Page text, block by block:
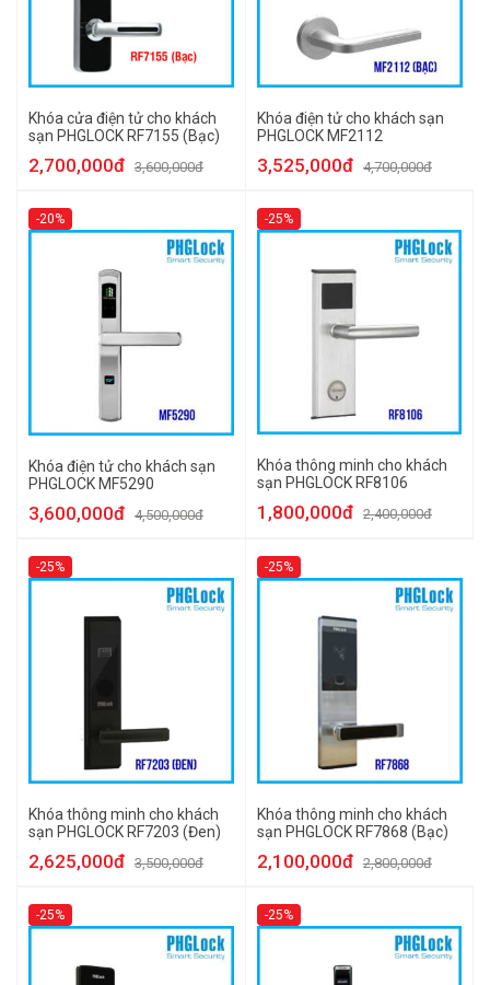
Khóa cửa điện tử cho khách
sạn PHGLOCK RF7155 (Bạc)
2,700,000đ 3,600,000đ
Khóa điện tử cho khách sạn
PHGLOCK MF2112
3,525,000đ 4,700,000đ
-20%
Khóa điện tử cho khách sạn
PHGLOCK MF5290
3,600,000đ 4,500,000đ
-25%
Khóa thông minh cho khách
sạn PHGLOCK RF8106
1,800,000đ 2,400,000đ
-25%
Khóa thông minh cho khách
sạn PHGLOCK RF7203 (Đen)
2,625,000đ 3,500,000đ
-25%
Khóa thông minh cho khách
sạn PHGLOCK RF7868 (Bạc)
2,100,000đ 2,800,000đ
-25% -25%